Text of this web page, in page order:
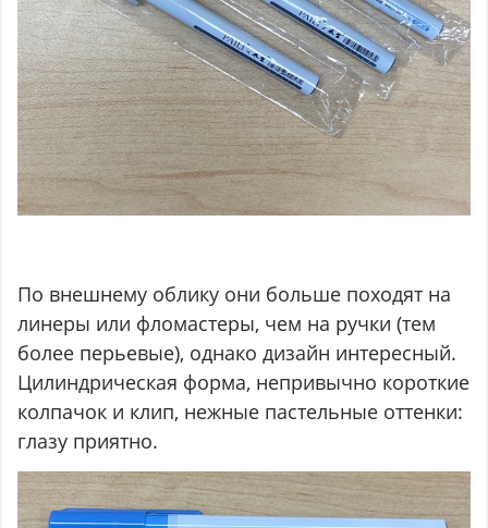
По внешнему облику они больше походят на
линеры или фломастеры, чем на ручки (тем
более перьевые), однако дизайн интересный.
Цилиндрическая форма, непривычно короткие
колпачок и клип, нежные пастельные оттенки:
глазу приятно.